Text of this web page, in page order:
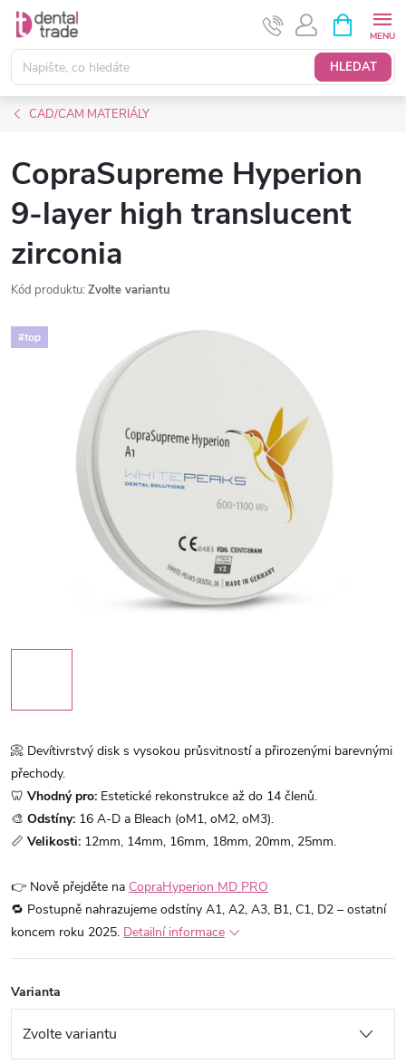
Přejít
obsah
HLEDAT
NÁKUPNÍ
KOŠÍK
CAD/CAM MATERIÁLY
CopraSupreme Hyperion
9-layer high translucent
zirconia
Kód produktu: Zvolte variantu
#top
📀 Devítivrstvý disk s vysokou průsvitností a přirozenými barevnými
přechody.
🦷 Vhodný pro: Estetické rekonstrukce až do 14 členů.
🎨 Odstíny: 16 A-D a Bleach (oM1, oM2, oM3).
📏 Velikosti: 12mm, 14mm, 16mm, 18mm, 20mm, 25mm.
👉 Nově přejděte na CopraHyperion MD PRO
🔁 Postupně nahrazujeme odstíny A1, A2, A3, B1, C1, D2 – ostatní
koncem roku 2025. Detailní informace
Varianta